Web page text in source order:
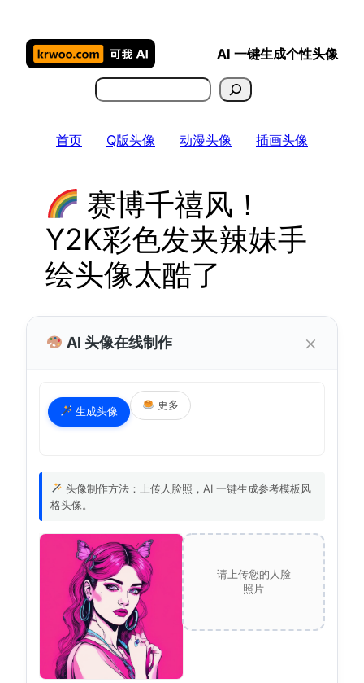
AI 一键生成个性头像
搜
索
首页 Q版头像 动漫头像 插画头像
赛博千禧风！
Y2K彩色发夹辣妹手
绘头像太酷了
AI 头像在线制作 ×
生成头像
更多
头像制作方法：上传人脸照，AI 一键生成参考模板风
格头像。
请上传您的人脸
照片